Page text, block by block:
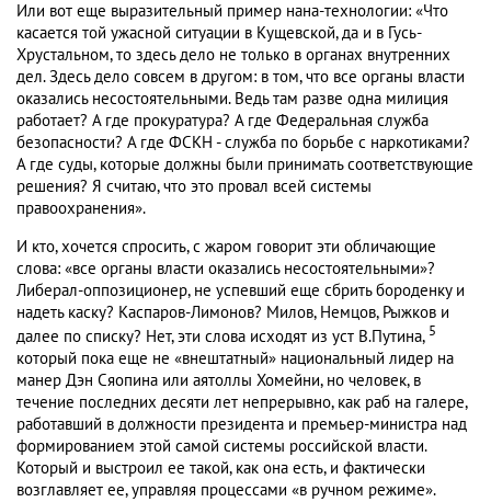
Или вот еще выразительный пример нана-технологии: «Что
касается той ужасной ситуации в Кущевской, да и в Гусь-
Хрустальном, то здесь дело не только в органах внутренних
дел. Здесь дело совсем в другом: в том, что все органы власти
оказались несостоятельными. Ведь там разве одна милиция
работает? А где прокуратура? А где Федеральная служба
безопасности? А где ФСКН - служба по борьбе с наркотиками?
А где суды, которые должны были принимать соответствующие
решения? Я считаю, что это провал всей системы
правоохранения».
И кто, хочется спросить, с жаром говорит эти обличающие
слова: «все органы власти оказались несостоятельными»?
Либерал-оппозиционер, не успевший еще сбрить бороденку и
надеть каску? Каспаров-Лимонов? Милов, Немцов, Рыжков и
далее по списку? Нет, эти слова исходят из уст В.Путина, 5
который пока еще не «внештатный» национальный лидер на
манер Дэн Сяопина или аятоллы Хомейни, но человек, в
течение последних десяти лет непрерывно, как раб на галере,
работавший в должности президента и премьер-министра над
формированием этой самой системы российской власти.
Который и выстроил ее такой, как она есть, и фактически
возглавляет ее, управляя процессами «в ручном режиме».